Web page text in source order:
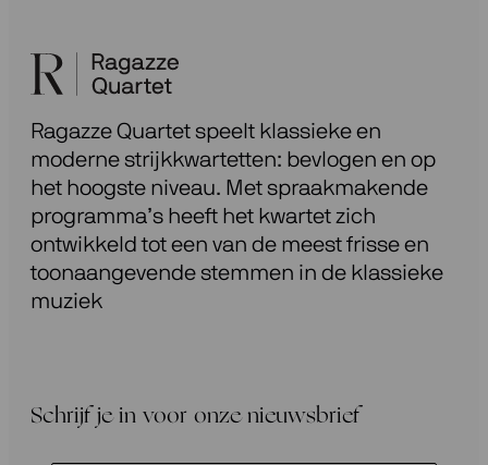
Ragazze Quartet speelt klassieke en
moderne strijkkwartetten: bevlogen en op
het hoogste niveau. Met spraakmakende
programma’s heeft het kwartet zich
ontwikkeld tot een van de meest frisse en
toonaangevende stemmen in de klassieke
muziek
Schrijf je in voor onze nieuwsbrief